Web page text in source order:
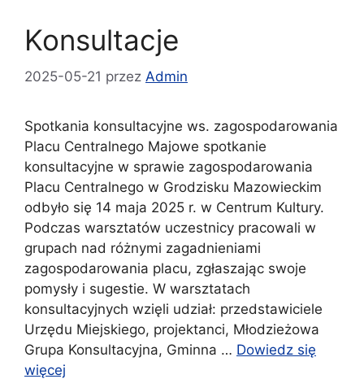
Konsultacje
2025-05-21 przez Admin
Spotkania konsultacyjne ws. zagospodarowania
Placu Centralnego Majowe spotkanie
konsultacyjne w sprawie zagospodarowania
Placu Centralnego w Grodzisku Mazowieckim
odbyło się 14 maja 2025 r. w Centrum Kultury.
Podczas warsztatów uczestnicy pracowali w
grupach nad różnymi zagadnieniami
zagospodarowania placu, zgłaszając swoje
pomysły i sugestie. W warsztatach
konsultacyjnych wzięli udział: przedstawiciele
Urzędu Miejskiego, projektanci, Młodzieżowa
Grupa Konsultacyjna, Gminna … Dowiedz się
więcej